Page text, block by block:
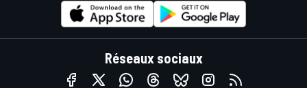
Réseaux sociaux